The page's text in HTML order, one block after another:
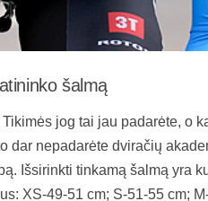
šalmą
jog tai jau padarėte, o
dar nepadarėte dviračių
Išsirinkti tinkamą šalmą yra
XS-49-51 cm; S-51-55 cm;